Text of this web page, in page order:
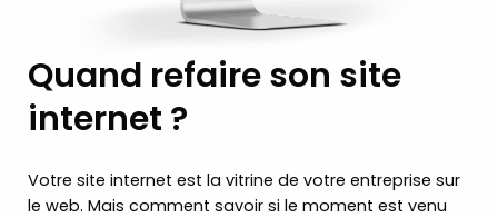
Quand refaire son site
internet ?
Votre site internet est la vitrine de votre entreprise sur
le web. Mais comment savoir si le moment est venu